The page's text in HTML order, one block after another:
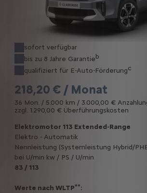
sofort verfügbar
bis zu 8 Jahre Garantieb
qualifiziert für E-Auto-Förderungc
218,20 € / Monat
36 Mon. / 5.000 km / 3.000,00 €
zzgl. 1.290,00 € Überführungskosten
Elektromotor 113 Extended-Range
Elektro - Automatik
Nennleistung (Systemleistung Hybrid/
bei U/min kw / PS / U/min
83 / 113
Werte nach WLTP**: